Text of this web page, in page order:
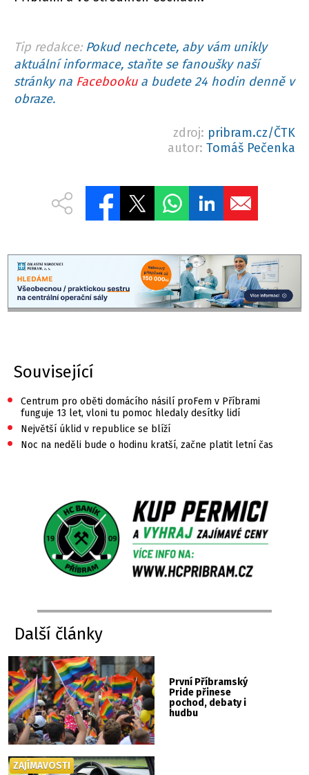
Tip redakce: Pokud nechcete, aby vám unikly
aktuální informace, staňte se fanoušky naší
stránky na Facebookua budete 24 hodin denně v
obraze.
zdroj: pribram.cz/ČTK
autor: Tomáš Pečenka
Související
•
Centrum pro oběti domácího násilí proFem v Příbrami
funguje 13 let, vloni tu pomoc hledaly desítky lidí
• Největší úklid v republice se blíží
• Noc na neděli bude o hodinu kratší, začne platit letní čas
Další články
První Příbramský
Pride přinese
pochod, debaty i
hudbu
ZAJÍMAVOSTI